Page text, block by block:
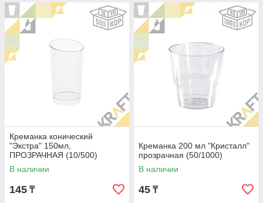
Креманка конический
"Экстра" 150мл,
ПРОЗРАЧНАЯ (10/500)
В наличии
145 ₸
Креманка 200 мл "Кристалл"
прозрачная (50/1000)
В наличии
45 ₸